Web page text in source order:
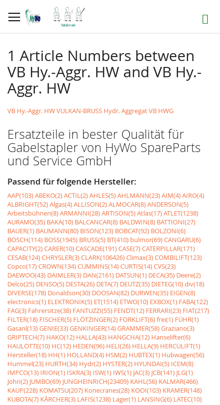
zum
Inhalt
Suche
1 Article Numbers between
VB Hy.-Aggr. HW and VB Hy.-
Aggr. HW
VB Hy.-Aggr. HW VULKAN-BRUSS Hydr. Aggregat VB HWG
Ersatzteile in bester Qualität für
Gabelstapler von HyWo SpareParts
und Service GmbH
Passend für folgende Hersteller:
AAP(103)ABEKO(2)ACTIL(2)AHLES(5)AHLMANN(23)AIM(4)AIRO(4)
ALBRIGHT(52)Algas(4)ALLISON(2)ALMOCAR(8)ANDERSON(5)
Arbeitsbühnen(8)ARMANNI(28)ARTISON(5)Atlas(17)ATLET(1238)
AURAMO(35) BAKA(10) BALCANCAR(8) BALDWIN(8) BATTIONI(27)
BAUER(1) BAUMANN(80) BISON(123) BOBCAT(92) BOLZONI(6)
BOSCH(114) BOSS(1945) BRUSS(5) BT(410) bulmor(69)CANGARU(6)
CAPACITY(2)CARER(10)CASCADE(191)CASE(7)CATERPILLAR(171)
CESAB(124)CHRYSLER(3)CLARK(106426)Climax(3)COMBILIFT(123)
Copco(17)CROWN(134)CUMMINS(14)CURTIS(14)CVS(23)
DAEWOO(43) DAIMLER(3) DAN(2161) DATSUN(1) DECA(35) Deere(2)
Delco(25) DENSO(5) DESTA(26) DETA(7) DEUTZ(35) DIETEG(10)div(18)
DIVERSE(178) Donaldson(30) DOOSAN(82) DURWEN(35) EIGEN(8)
electronics(1) ELEKTRONIK(5) ET(1514) ETWO(10) EXBOX(1) FABA(122)
FAG(3) Fahrersitze(38) FANTUZZI(55) FENDT(12) FERRARI(23) FIAT(217)
FILTER(18) FISCHER(5) FLÖTZINGER(2) FORKLIFT(6)frei(1) FÜHR(1)
Gasanl(13)GENIE(33)GENKINGER(14)GRAMMER(58)Graziano(3)
GRIPTECH(7) HAKO(12) HALLA(43) HANGCHA(12) Hanselifter(6)
HAULOTTE(10) HC(12) HEDEN(96) HELI(26) HELLA(9) HERCULIFT(1)
Hersteller(18) HH(1) HOLLAND(4) HSM(2) HUBTEX(1) Hubwagen(56)
Hummel(23) HURTH(34) Hydr(2) HYSTER(2) HYUNDAI(5) ICEM(8)
IMPCO(13) IRION(1) ISKRA(3) ISW(1) IWS(1) JAC(3) JCB(141) JLG(1)
John(2) JUMBO(69) JUNGHEINRICH(23409) KAHL(56) KALMAR(466)
KAUP(228) KOMATSU(207) Konecranes(28) KOOI(103) KRAMER(148)
KUBOTA(7) KÃRCHER(3) LAFIS(1238) Lager(1) LANSING(6) LATEC(10)